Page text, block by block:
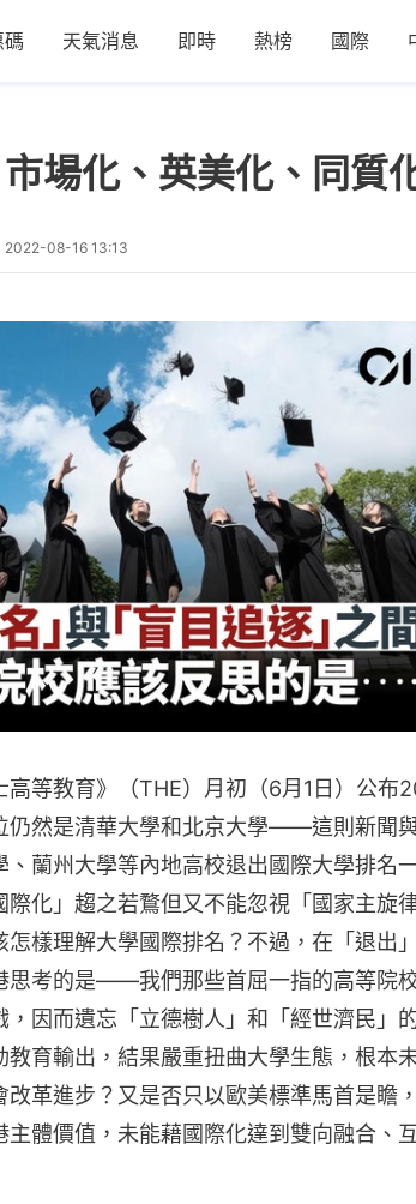
天氣消息 即時 熱榜 國際
場化、英美化、同
2022-08-16 13:13
高等教育》（THE）月初（6月1日）公布
仍然是清華大學和北京大學——這則新聞
、蘭州大學等內地高校退出國際大學排名
際化」趨之若鶩但又不能忽視「國家主旋
樣理解大學國際排名？不過，在「退出
思考的是——我們那些首屈一指的高等院
，因而遺忘「立德樹人」和「經世濟民」
育輸出，結果嚴重扭曲大學生態，根本
改革進步？又是否只以歐美標準馬首是瞻
主體價值，未能藉國際化達到雙向融合、